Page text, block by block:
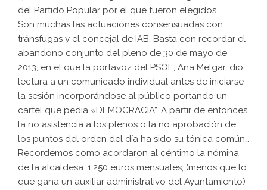
del Partido Popular por el que fueron elegidos.
Son muchas las actuaciones consensuadas con
tránsfugas y el concejal de IAB. Basta con recordar el
abandono conjunto del pleno de 30 de mayo de
2013, en el que la portavoz del PSOE, Ana Melgar, dio
lectura a un comunicado individual antes de iniciarse
la sesión incorporándose al público portando un
cartel que pedía «DEMOCRACIA”. A partir de entonces
la no asistencia a los plenos o la no aprobación de
los puntos del orden del día ha sido su tónica común…
Recordemos como acordaron al céntimo la nómina
de la alcaldesa: 1.250 euros mensuales, (menos que lo
que gana un auxiliar administrativo del Ayuntamiento)